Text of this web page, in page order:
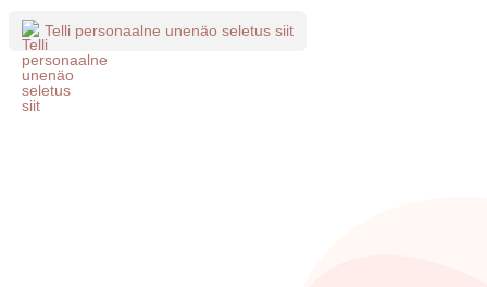
Telli personaalne unenäo seletus siit